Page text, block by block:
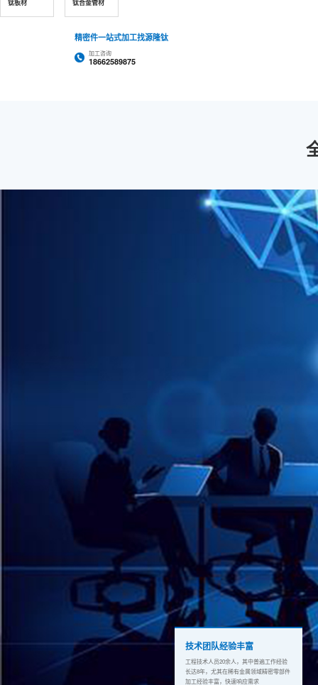
钛板材 钛合金管材
精密件一站式加工找源隆钛
加工咨询
18662589875
技术团队经验丰富
工程技术人员20余人，其中普遍工作经验
长达8年，尤其在稀有金属领域精密零部件
加工经验丰富，快速响应需求